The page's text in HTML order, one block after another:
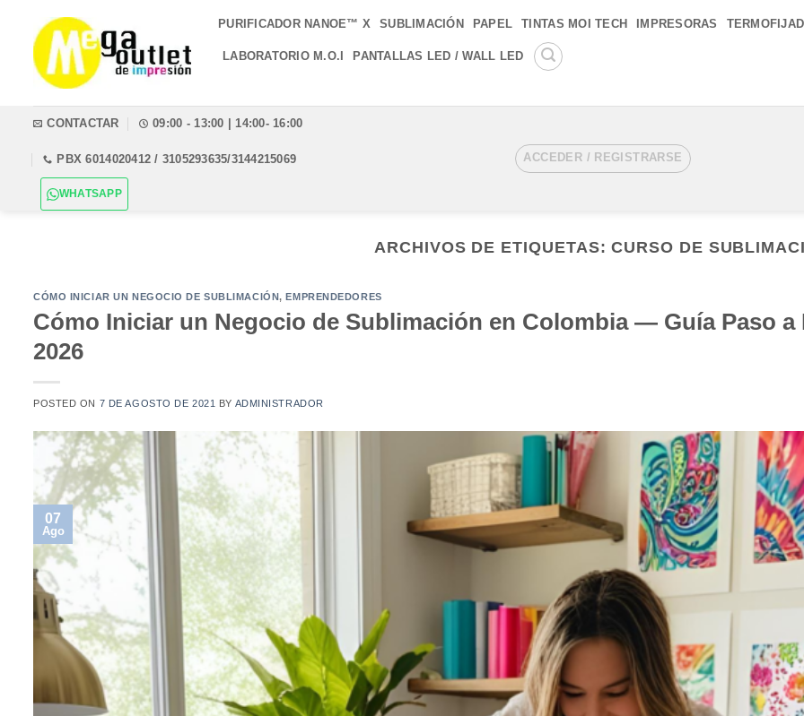
contenido
PURIFICADOR NANOE™ X SUBLIMACIÓN PAPEL TINTAS MOI TECH IMPRESORAS
LABORATORIO M.O.I PANTALLAS LED / WALL LED
CONTACTAR 09:00 - 13:00 | 14:00- 16:00
PBX 6014020412 / 3105293635/3144215069
WHATSAPP
ACCEDER / REGISTRARSE
ARCHIVOS DE ETIQUETAS:CURSO DE
CÓMO INICIAR UN NEGOCIO DE SUBLIMACIÓN,EMPRENDEDORES
Cómo Iniciar un Negocio de Sublimación en Colombia — Guía Paso a
2026
POSTED ON 7 DE AGOSTO DE 2021 BY ADMINISTRADOR
07
Ago